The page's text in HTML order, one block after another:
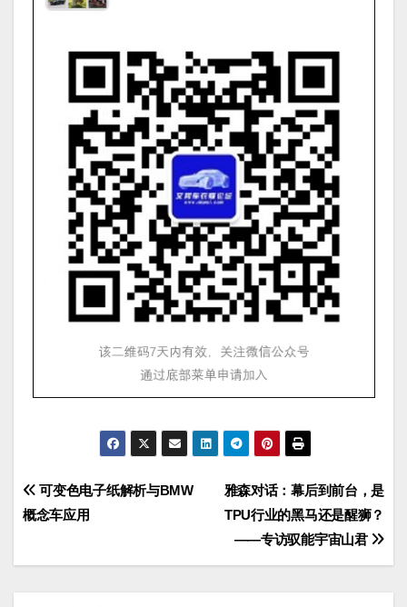
文
章
导
雅森对话：幕后到前台，是
TPU行业的黑马还是醒狮？
——专访驭能宇宙山君
可变色电子纸解析与BMW
概念车应用